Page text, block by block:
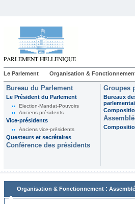
Le Parlement Organisation &
Bureau du Parlement
Le Président du Parlement
Election-Mandat-Pouvoirs
Anciens présidents
Vice-présidents
Anciens vice-présidents
Questeurs et secrétaires
Conférence des présidents
Groupes
Bureaux
Organisation & Fonctionnement :